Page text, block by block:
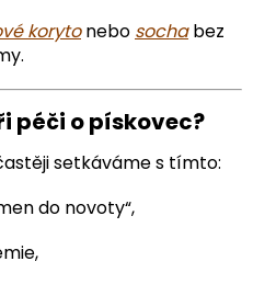
korytonebo sochabez
péči o pískovec?
setkáváme s tímto:
do novoty“,